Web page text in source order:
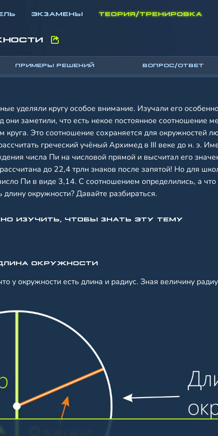
ЭКЗАМЕНЫ ТЕОРИЯ/ТРЕНИРОВКА
уделяли кругу особое внимание. Изучали его
они заметили, что есть некое постоянное соотношение
круга. Это соотношение сохраняется для окружностей
греческий учёный Архимед в III веке до н. э.
числа Пи на числовой прямой и высчитал его
до 22,4 трлн знаков после запятой! Но для
Пи в виде 3,14. С соотношением определились, а
длину окружности? Давайте разбираться.
ИЗУЧИТЬ, ЧТОБЫ ЗНАТЬ ЭТУ ТЕМУ
ОКРУЖНОСТИ
у окружности есть длина и радиус. Зная величину
ПРИМЕРЫ РЕШЕНИЙ ВОПРОС/ОТВЕТ